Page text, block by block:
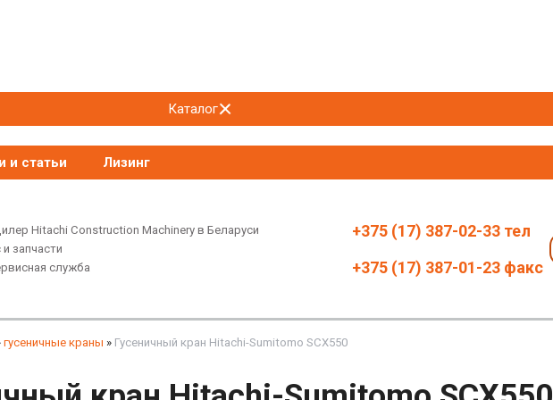
Каталог
и статьи Лизинг
Hitachi Construction Machinery в Беларуси
запчасти
служба
+375 (17) 387-02-33 тел
+375 (17) 387-01-23 факс
гусеничные краны » Гусеничный кран Hitachi-Sumitomo SCX550